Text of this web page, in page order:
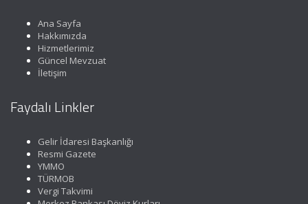
Ana Sayfa
Hakkımızda
Hizmetlerimiz
Güncel Mevzuat
İletişim
Faydalı Linkler
Gelir İdaresi Başkanlığı
Resmi Gazete
YMMO
TÜRMOB
Vergi Takvimi